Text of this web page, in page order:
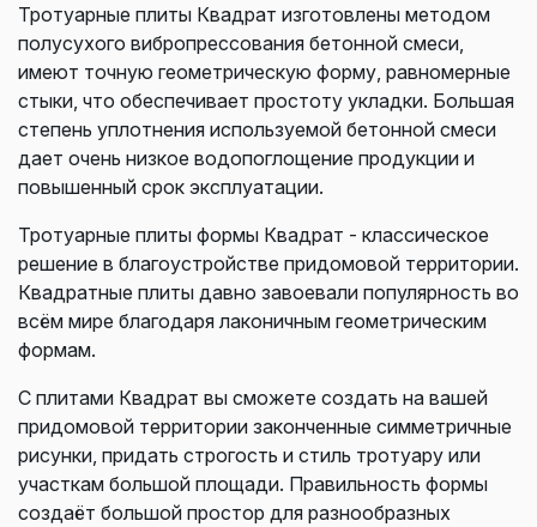
Тротуарные плиты Квадрат изготовлены методом
полусухого вибропрессования бетонной смеси,
имеют точную геометрическую форму, равномерные
стыки, что обеспечивает простоту укладки. Большая
степень уплотнения используемой бетонной смеси
дает очень низкое водопоглощение продукции и
повышенный срок эксплуатации.
Тротуарные плиты формы Квадрат - классическое
решение в благоустройстве придомовой территории.
Квадратные плиты давно завоевали популярность во
всём мире благодаря лаконичным геометрическим
формам.
С плитами Квадрат вы сможете создать на вашей
придомовой территории законченные симметричные
рисунки, придать строгость и стиль тротуару или
участкам большой площади. Правильность формы
создаёт большой простор для разнообразных